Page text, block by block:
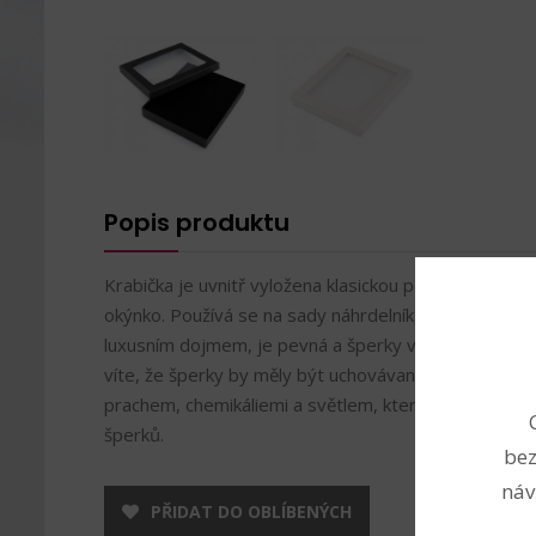
Popis produktu
Krabička je uvnitř vyložena klasickou pěnovou výplní,
okýnko. Používá se na sady náhrdelník, náramek a
luxusním dojmem, je pevná a šperky v ní můžete
víte, že šperky by měly být uchovávany v temnu?
prachem, chemikáliemi a světlem, které může
šperků.
PŘIDAT DO OBLÍBENÝCH